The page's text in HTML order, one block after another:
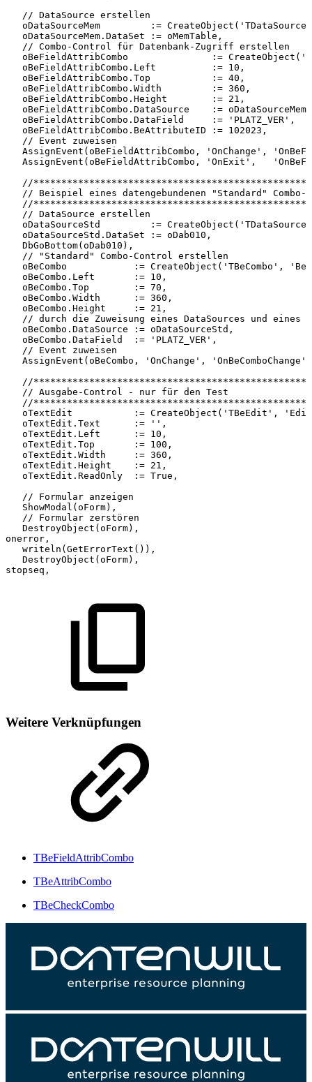
// DataSource erstellen
oDataSourceMem
:=
oDataSourceMem.DataSet
:= oMemTable,
// Combo-Control für Datenbank-Zugriff erstellen
oBeFieldAttribCombo
:=
oBeFieldAttribCombo.Left
:= 10,
oBeFieldAttribCombo.Top
:= 40,
oBeFieldAttribCombo.Width
:= 360,
oBeFieldAttribCombo.Height
:= 21,
oBeFieldAttribCombo.DataSource
:= oDataSourceMem,
oBeFieldAttribCombo.DataField
:=
'PLATZ_VER',
oBeFieldAttribCombo.BeAttributeID
:= 102023,
//
Event
zuweisen
AssignEvent(oBeFieldAttribCombo,
'OnChange',
AssignEvent(oBeFieldAttribCombo,
'OnExit',
//
//
Beispiel eines datengebundenen "Standard"
//
// DataSource erstellen
oDataSourceStd
:=
oDataSourceStd.DataSet
:= oDab010,
DbGoBottom(oDab010),
//
"Standard" Combo-Control
erstellen
oBeCombo
:= CreateObject('TBeCombo',
oBeCombo.Left
:= 10,
oBeCombo.Top
:= 70,
oBeCombo.Width
:= 360,
oBeCombo.Height
:= 21,
// durch die Zuweisung eines DataSources und eines
oBeCombo.DataSource
:= oDataSourceStd,
oBeCombo.DataField
:=
'PLATZ_VER',
//
Event
zuweisen
AssignEvent(oBeCombo,
'OnChange',
//
// Ausgabe-Control - nur für den Test
//
oTextEdit
:= CreateObject('TBeEdit',
oTextEdit.Text
:=
'',
oTextEdit.Left
:= 10,
oTextEdit.Top
:= 100,
oTextEdit.Width
:= 360,
oTextEdit.Height
:= 21,
oTextEdit.ReadOnly
:= True,
//
Formular anzeigen
ShowModal(oForm),
//
Formular zerstören
DestroyObject(oForm),
onerror,
writeln(GetErrorText()),
DestroyObject(oForm),
stopseq,
Weitere Verknüpfungen
TBeFieldAttribCombo
TBeAttribCombo
TBeCheckCombo